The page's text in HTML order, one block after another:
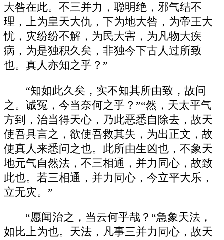
大咎在此。不三并力，聪明绝，邪气结不
理，上为皇天大仇，下为地大咎，为帝王大
忧，灾纷纷不解，为民大害，为凡物大疾
病，为是独积久矣，非独今下古人过所致
也。真人亦知之乎？”
“知如此久矣，实不知其所由致，故问
之。诚冤，今当奈何之乎？”“然，天太平气
方到，治当得天心，乃此恶悉自除去，故天
使吾具言之，欲使吾救其失，为出正文，故
使真人来悉问之也。此所由生凶也，不象天
地元气自然法，不三相通，并力同心，故致
此也。若三相通，并力同心，今立平大乐，
立无灾。”
“愿闻治之，当云何乎哉？“急象天法，
如比上为也。天法，凡事三并力同心，故天